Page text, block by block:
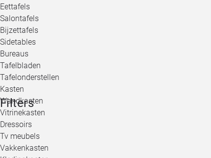
Eettafels
Salontafels
Bijzettafels
Sidetables
Bureaus
Tafelbladen
Tafelonderstellen
Kasten
Wandkasten
Vitrinekasten
Dressoirs
Tv meubels
Vakkenkasten
Filters